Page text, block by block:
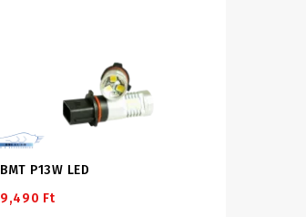
BMT P13W LED
9,490 Ft